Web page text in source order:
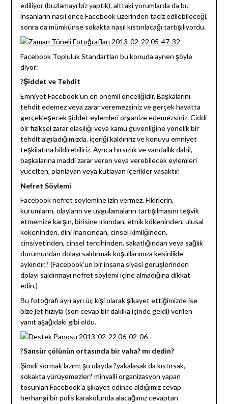
ediliyor (buzlamayı biz yaptık), alttaki yorumlarda da bu
insanların nasıl önce Facebook üzerinden taciz edilebileceği,
sonra da mümkünse sokakta nasıl kıstırılacağı tartışılıyordu.
Facebook Topluluk Standartları bu konuda aynen şöyle
diyor:
?Şiddet ve Tehdit
Emniyet Facebook’un en önemli önceliğidir. Başkalarını
tehdit edemez veya zarar veremezsiniz ve gerçek hayatta
gerçekleşecek şiddet eylemleri organize edemezsiniz. Ciddi
bir fiziksel zarar olasılığı veya kamu güvenliğine yönelik bir
tehdit algıladığımızda, içeriği kaldırırız ve konuyu emniyet
teşkilatına bildirebiliriz. Ayrıca hırsızlık ve vandallık dahil,
başkalarına maddi zarar veren veya verebilecek eylemleri
yücelten, planlayan veya kutlayan içerikler yasaktır.
Nefret Söylemi
Facebook nefret söylemine izin vermez. Fikirlerin,
kurumların, olayların ve uygulamaların tartışılmasını teşvik
etmemize karşın, birisine ırkından, etnik kökeninden, ulusal
kökeninden, dini inancından, cinsel kimliğinden,
cinsiyetinden, cinsel tercihinden, sakatlığından veya sağlık
durumundan dolayı saldırmak koşullarımıza kesinlikle
aykırıdır.? (Facebook’un bir insana siyasi görüşlerinden
dolayı saldırmayı nefret söylemi içine almadığına dikkat
edin.)
Bu fotoğrafı ayrı ayrı üç kişi olarak şikayet ettiğimizde ise
bize jet hızıyla (son cevap bir dakika içinde geldi) verilen
yanıt aşağıdaki gibi oldu.
?Sansür çölünün ortasında bir vaha? mı dedin?
Şimdi sormak lazım; şu olayda ?yakalasak da kıstırsak,
sokakta yürüyemezler? minvalli organizasyon yapan
tosunları Facebook’a şikayet edince aldığımız cevap
herhangi bir polis karakolunda alacağımız cevaptan